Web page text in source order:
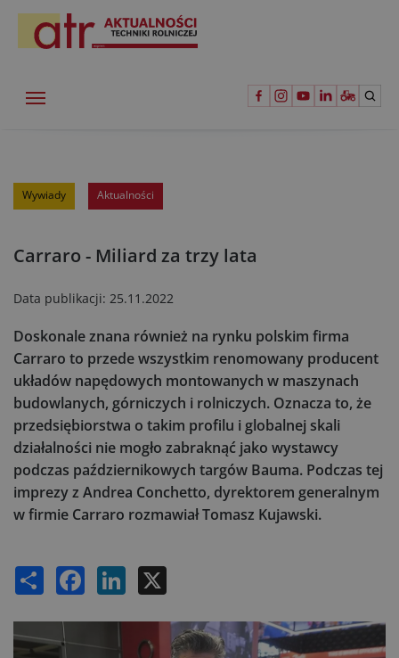
Wywiady Aktualności
Carraro - Miliard za trzy lata
Data publikacji: 25.11.2022
Doskonale znana również na rynku polskim firma
Carraro to przede wszystkim renomowany producent
układów napędowych montowanych w maszynach
budowlanych, górniczych i rolniczych. Oznacza to, że
przedsiębiorstwa o takim profilu i globalnej skali
działalności nie mogło zabraknąć jako wystawcy
podczas październikowych targów Bauma. Podczas tej
imprezy z Andrea Conchetto, dyrektorem generalnym
w firmie Carraro rozmawiał Tomasz Kujawski.
Share Facebook LinkedIn